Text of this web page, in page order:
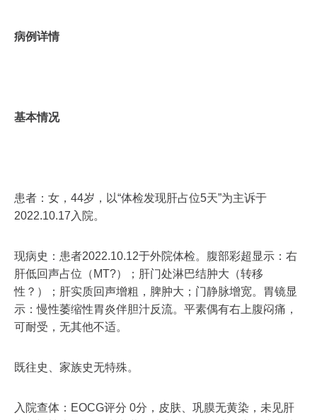
病例详情
基本情况
患者：女，44岁，以“体检发现肝占位5天”为主诉于
2022.10.17入院。
现病史：患者2022.10.12于外院体检。腹部彩超显示：右
肝低回声占位（MT?）；肝门处淋巴结肿大（转移
性？）；肝实质回声增粗，脾肿大；门静脉增宽。胃镜显
示：慢性萎缩性胃炎伴胆汁反流。平素偶有右上腹闷痛，
可耐受，无其他不适。
既往史、家族史无特殊。
入院查体：EOCG评分 0分，皮肤、巩膜无黄染，未见肝